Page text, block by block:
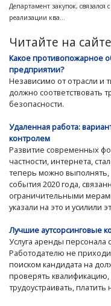
Департамент закупок, связался
реализации ква...
Читайте на сайте
Какое противопожарное
предприятии?
Независимо от отрасли и
должно соответствовать
безопасности.
Удаленная работа:
контролем
Развитие современных
частности, интернета,
теперь можно
события 2020 года,
ограничительными
указали на это и усилили
Лучшие аутсорсинговые
Услуга аренды персонала
Работодателю не
поиском кандидата на
проверять
трудоустраивать,